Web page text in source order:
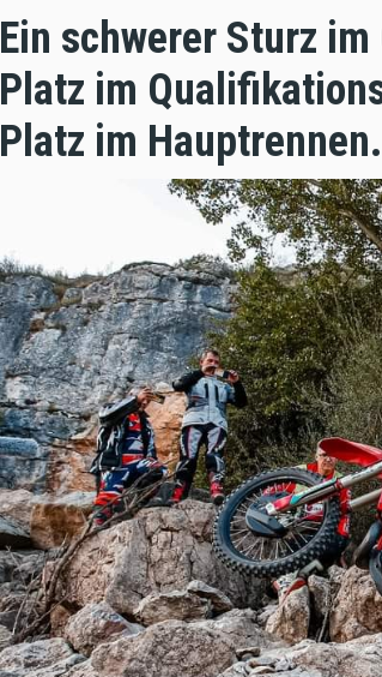
Ein schwerer Sturz
Platz im
Platz im Hauptrennen.